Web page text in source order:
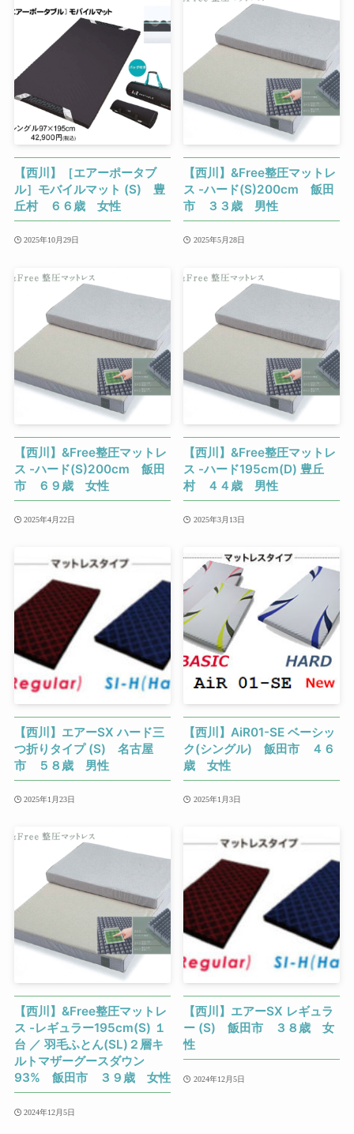
【西川】［エアーポータブ
ル］モバイルマット (S) 豊
丘村 ６６歳 女性
2025年10月29日
【西川】&Free整圧マットレ
ス -ハード(S)200cm 飯田
市 ３３歳 男性
2025年5月28日
【西川】&Free整圧マットレ
ス -ハード(S)200cm 飯田
市 ６９歳 女性
2025年4月22日
【西川】&Free整圧マットレ
ス -ハード195cm(D) 豊丘
村 ４４歳 男性
2025年3月13日
【西川】エアーSX ハード三
つ折りタイプ (S) 名古屋
市 ５８歳 男性
2025年1月23日
【西川】AiR01-SE ベーシッ
ク(シングル) 飯田市 ４６
歳 女性
2025年1月3日
【西川】&Free整圧マットレ
ス -レギュラー195cm(S) １
台 ／ 羽毛ふとん(SL)２層キ
ルトマザーグースダウン
93% 飯田市 ３９歳 女性
2024年12月5日
【西川】エアーSX レギュラ
ー (S) 飯田市 ３８歳 女
性
2024年12月5日